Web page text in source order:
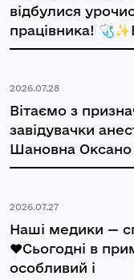
відбулися
працівника!
2026.07.28
Вітаємо з
завідувачки
Шановна Оксано
2026.07.27
Наші медики —
❤️Сьогодні в
особливий і